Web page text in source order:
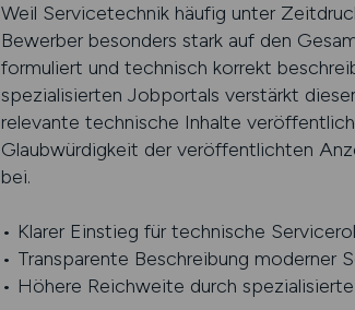
Weil Servicetechnik häufig unter
Bewerber besonders stark auf den
formuliert und technisch korrekt
spezialisierten Jobportals verstärkt
relevante technische Inhalte
Glaubwürdigkeit der veröffentlichten
bei.
• Klarer Einstieg für technische
• Transparente Beschreibung moderner
• Höhere Reichweite durch